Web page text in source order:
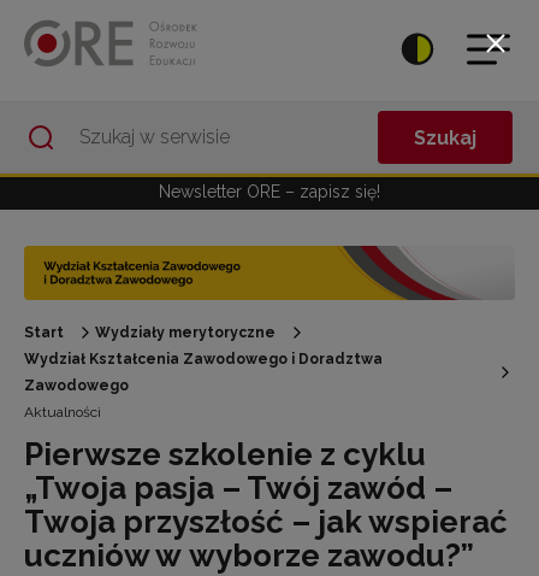
Szukaj
Newsletter ORE – zapisz się!
Start
Wydziały merytoryczne
Wydział Kształcenia Zawodowego i Doradztwa
Zawodowego
Aktualności
Pierwsze szkolenie z cyklu
„Twoja pasja – Twój zawód –
Twoja przyszłość – jak wspierać
uczniów w wyborze zawodu?”